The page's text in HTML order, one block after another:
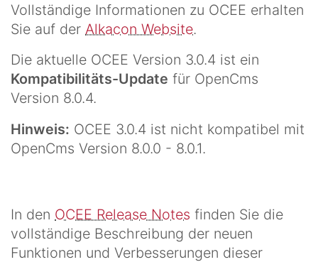
Vollständige Informationen zu OCEE erhalten
Sie auf der Alkacon Website.
Die aktuelle OCEE Version 3.0.4 ist ein
Kompatibilitäts-Update für OpenCms
Version 8.0.4.
Hinweis: OCEE 3.0.4 ist nicht kompatibel mit
OpenCms Version 8.0.0 - 8.0.1.
In den OCEE Release Notes finden Sie die
vollständige Beschreibung der neuen
Funktionen und Verbesserungen dieser